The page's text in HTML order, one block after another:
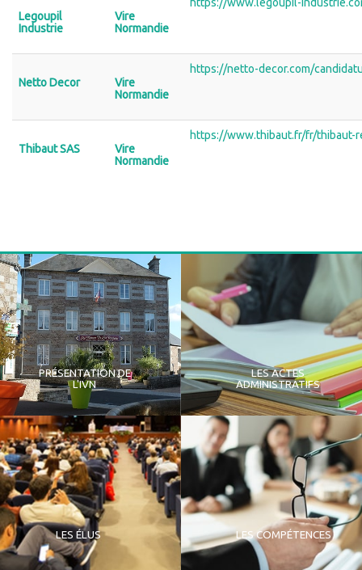
Legoupil
Industrie
Vire
Normandie
https://www.legoupil-
Netto Decor
Vire
Normandie
https://netto-decor.com/
Thibaut SAS
Vire
Normandie
https://www.thibaut.fr/fr/thibaut-
PRÉSENTATION DE
L'IVN
LES ACTES
ADMINISTRATIFS
LES ÉLUS LES COMPÉTENCES